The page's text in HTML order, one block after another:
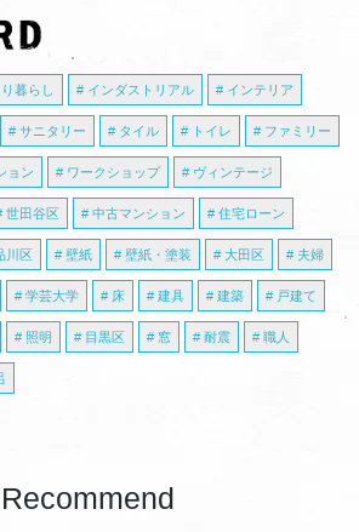
暮らし インダストリアル インテリア
サニタリー タイル トイレ ファミリー
ョン ワークショップ ヴィンテージ
世田谷区 中古マンション 住宅ローン
川区 壁紙 壁紙・塗装 大田区 夫婦
学芸大学 床 建具 建築 戸建て
照明 目黒区 窓 耐震 職人
Recommend